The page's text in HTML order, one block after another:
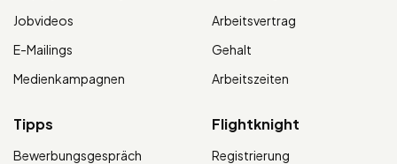
Jobvideos
E-Mailings
Medienkampagnen
Arbeitsvertrag
Gehalt
Arbeitszeiten
Tipps
Bewerbungsgespräch
Flightknight
Registrierung